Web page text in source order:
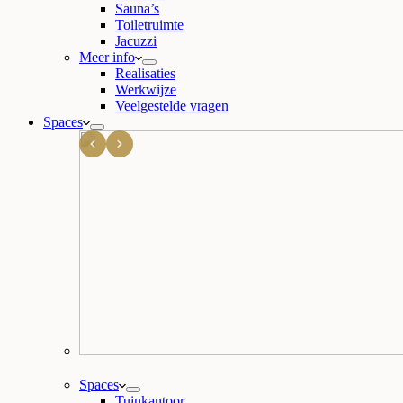
Sauna’s
Toiletruimte
Jacuzzi
Meer info
Realisaties
Werkwijze
Veelgestelde vragen
Spaces
Spaces